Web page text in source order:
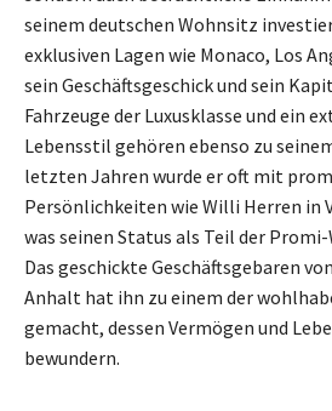
seinem deutschen Wohnsitz
exklusiven Lagen wie Monaco, Los
sein Geschäftsgeschick und sein
Fahrzeuge der Luxusklasse und ein
Lebensstil gehören ebenso zu
letzten Jahren wurde er oft mit
Persönlichkeiten wie Willi Herren in
was seinen Status als Teil der
Das geschickte Geschäftsgebaren
Anhalt hat ihn zu einem der
gemacht, dessen Vermögen und
bewundern.